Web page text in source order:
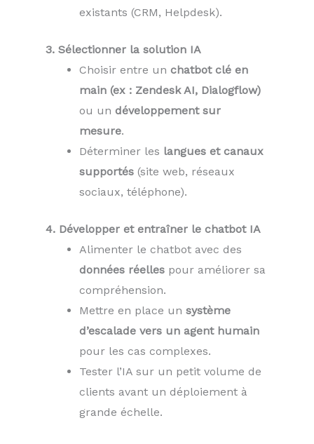
existants (CRM, Helpdesk).
3. Sélectionner la solution IA
Choisir entre un chatbot clé en
main (ex : Zendesk AI, Dialogflow)
ou un développement sur
mesure.
Déterminer les langues et canaux
supportés (site web, réseaux
sociaux, téléphone).
4. Développer et entraîner le chatbot IA
Alimenter le chatbot avec des
données réelles pour améliorer sa
compréhension.
Mettre en place un système
d’escalade vers un agent humain
pour les cas complexes.
Tester l’IA sur un petit volume de
clients avant un déploiement à
grande échelle.